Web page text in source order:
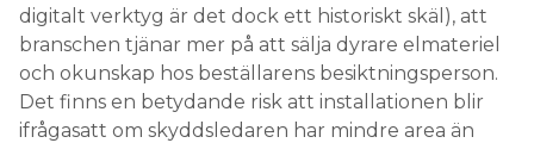
digitalt verktyg är det dock ett historiskt skäl), att
branschen tjänar mer på att sälja dyrare elmateriel
och okunskap hos beställarens besiktningsperson.
Det finns en betydande risk att installationen blir
ifrågasatt om skyddsledaren har mindre area än